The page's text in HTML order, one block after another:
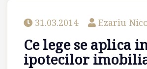
31.03.2014 Ezariu
Ce lege se aplica
ipotecilor